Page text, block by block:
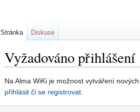
Vyžadováno přihlášení
Skočit
na
Skočit
na
Na Alma WiKi je možnost vytváření
přihlásit či se registrovat.
Stránka Diskuse